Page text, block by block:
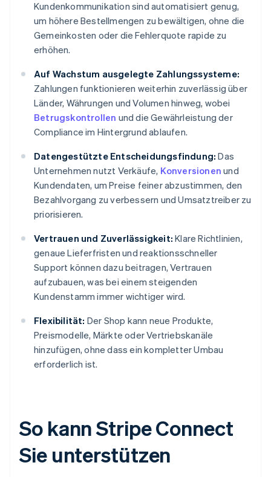
Kundenkommunikation sind automatisiert genug,
um höhere Bestellmengen zu bewältigen, ohne die
Gemeinkosten oder die Fehlerquote rapide zu
erhöhen.
Auf Wachstum ausgelegte Zahlungssysteme:
Zahlungen funktionieren weiterhin zuverlässig über
Länder, Währungen und Volumen hinweg, wobei
Betrugskontrollen und die Gewährleistung der
Compliance im Hintergrund ablaufen.
Datengestützte Entscheidungsfindung: Das
Unternehmen nutzt Verkäufe, Konversionen und
Kundendaten, um Preise feiner abzustimmen, den
Bezahlvorgang zu verbessern und Umsatztreiber zu
priorisieren.
Vertrauen und Zuverlässigkeit: Klare Richtlinien,
genaue Lieferfristen und reaktionsschneller
Support können dazu beitragen, Vertrauen
aufzubauen, was bei einem steigenden
Kundenstamm immer wichtiger wird.
Flexibilität: Der Shop kann neue Produkte,
Preismodelle, Märkte oder Vertriebskanäle
hinzufügen, ohne dass ein kompletter Umbau
erforderlich ist.
So kann Stripe Connect
Sie unterstützen